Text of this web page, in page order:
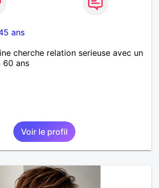
ans
cherche relation serieuse avec un
60 ans
Voir le profil